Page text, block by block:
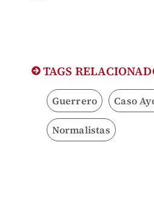
TAGS
Guerrero Caso
Normalistas